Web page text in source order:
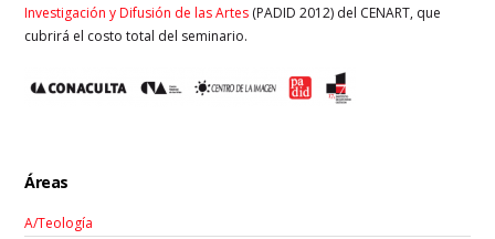
Investigación y Difusión de las Artes (PADID 2012) del CENART, que
cubrirá el costo total del seminario.
Áreas
A/Teología